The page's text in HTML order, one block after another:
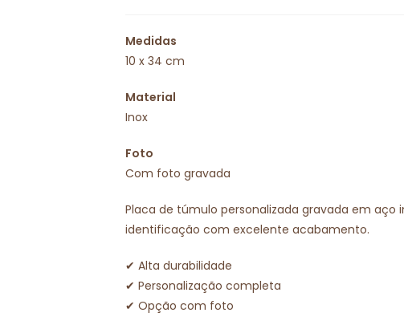
Medidas
10 x 34 cm
Material
Inox
Foto
Com foto gravada
Placa de túmulo personalizada gravada em aço
identificação com excelente acabamento.
✔ Alta durabilidade
✔ Personalização completa
✔ Opção com foto